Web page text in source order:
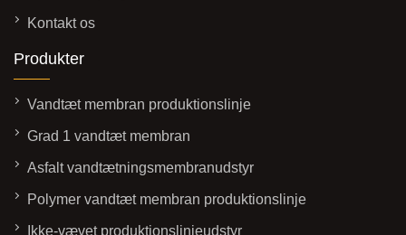
Kontakt os
Produkter
Vandtæt membran produktionslinje
Grad 1 vandtæt membran
Asfalt vandtætningsmembranudstyr
Polymer vandtæt membran produktionslinje
Ikke-vævet produktionslinjeudstyr